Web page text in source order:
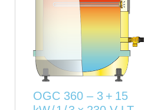
OGC 360 – 3 + 15